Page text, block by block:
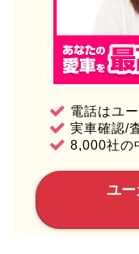
電話はユ
実車確認/
8,000社の
ユー